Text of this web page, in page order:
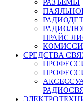
РАЗЪЕМЫ
ПРАЙС
СРЕДСТВА